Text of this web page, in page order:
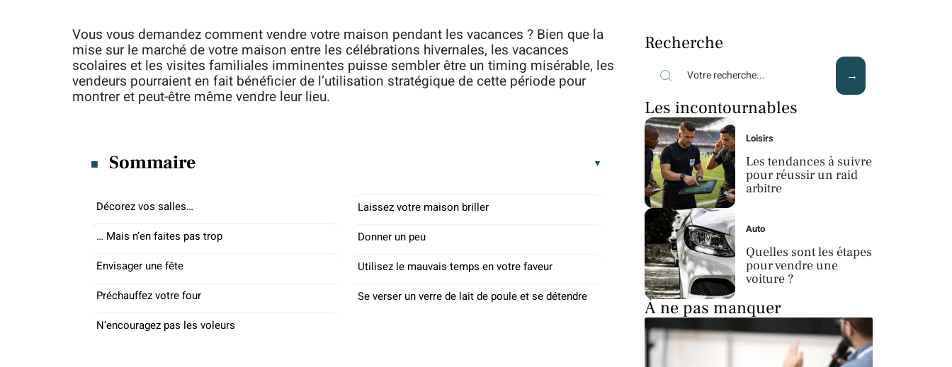
Vous vous demandez comment vendre votre maison pendant les vacances ? Bien que la
mise sur le marché de votre maison entre les célébrations hivernales, les vacances
scolaires et les visites familiales imminentes puisse sembler être un timing misérable, les
vendeurs pourraient en fait bénéficier de l’utilisation stratégique de cette période pour
montrer et peut-être même vendre leur lieu.
Sommaire
Décorez vos salles…
… Mais n’en faites pas trop
Envisager une fête
Préchauffez votre four
N’encouragez pas les voleurs
Laissez votre maison briller
Donner un peu
Utilisez le mauvais temps en votre faveur
Se verser un verre de lait de poule et se détendre
Recherche
Les incontournables
Loisirs
Les tendances à suivre
pour réussir un raid
arbitre
Auto
Quelles sont les étapes
pour vendre une
voiture ?
À ne pas manquer